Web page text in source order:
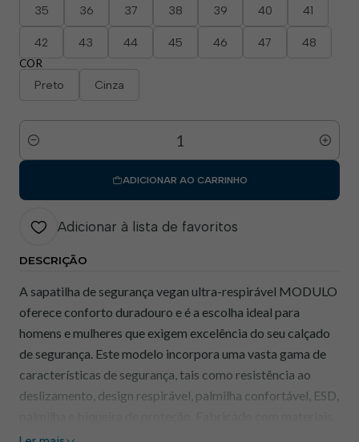
35 36 37 38 39 40 41
42 43 44 45 46 47 48
COR
Preto Cinza
Quantidade
ADICIONAR AO CARRINHO
Adicionar à lista de favoritos
DESCRIÇÃO
A sapatilha de segurança vegan ultra-respirável MODULO
oferece conforto duradouro e é a escolha ideal para
homens e mulheres que exigem excelência do seu calçado
de segurança. Este modelo incorpora uma vasta gama de
características de segurança, tais como resistência ao
deslizamento, design respirável, palmilha confortável, ESD,
veganos, o MODULO garante proteção e conforto sem